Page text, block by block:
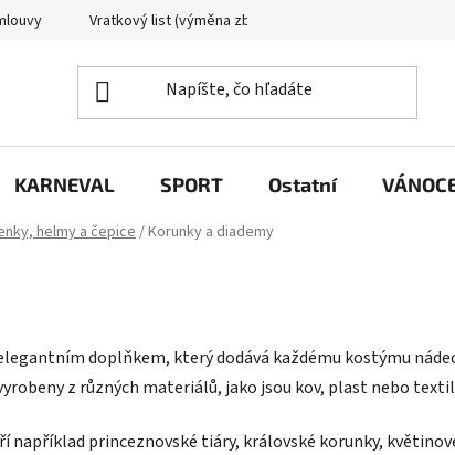
Vratkový list (výměna zboží)
KARNEVAL SPORT Ostatní
helmy a čepice/Korunky a diademy
doplňkem, který dodává každému kostýmu
z různých materiálů, jako jsou kov, plast nebo
princeznovské tiáry, královské korunky,